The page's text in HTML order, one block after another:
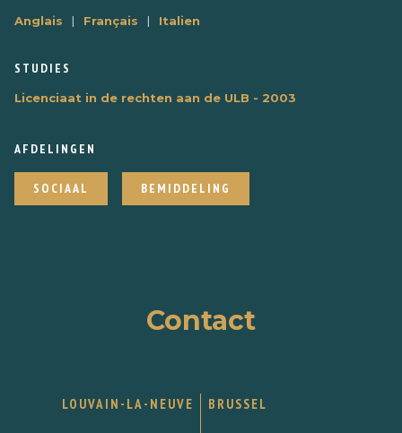
Anglais | Français | Italien
STUDIES
Licenciaat in de rechten aan de ULB - 2003
AFDELINGEN
SOCIAAL BEMIDDELING
Contact
LOUVAIN-LA-NEUVE BRUSSEL